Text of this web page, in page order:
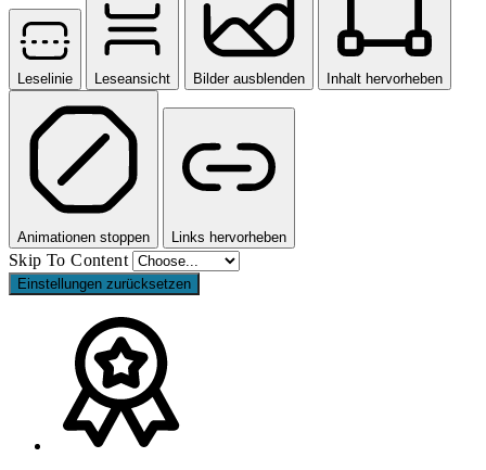
Leselinie Leseansicht Bilder ausblenden Inhalt hervorheben
Animationen stoppen Links hervorheben
Skip To Content
Einstellungen zurücksetzen